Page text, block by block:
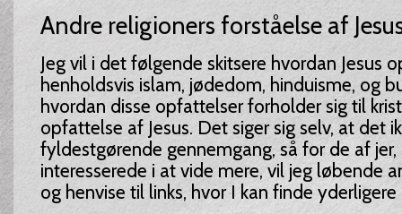
Andre religioners forståelse af
Jeg vil i det følgende skitsere hvordan Jesus
henholdsvis islam, jødedom, hinduisme, og
hvordan disse opfattelser forholder sig til
opfattelse af Jesus. Det siger sig selv, at det
fyldestgørende gennemgang, så for de af jer,
interesserede i at vide mere, vil jeg løbende
og henvise til links, hvor I kan finde